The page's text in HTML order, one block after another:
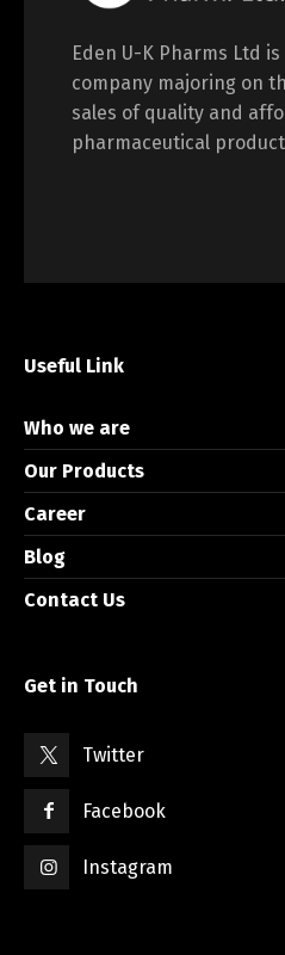
Eden U-K Pharms Ltd
company majoring on
sales of quality and
pharmaceutical
Useful Link
Who we are
Our Products
Career
Blog
Contact Us
Get in Touch
Twitter
Facebook
Instagram